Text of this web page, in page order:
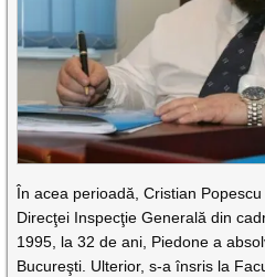
În acea perioadă, Cristian
Direcţei Inspecţie Generală din
1995, la 32 de ani, Piedone a
Bucureşti. Ulterior, s-a însris la